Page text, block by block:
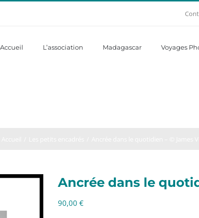
Accueil L’association Madagascar Voyages
Ancrée dans le
90,00 €